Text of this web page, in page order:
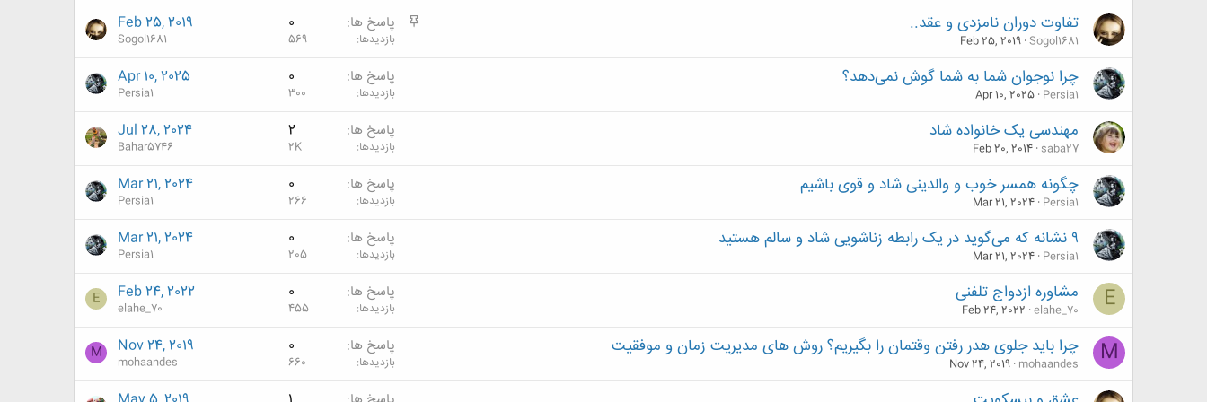
م
تفاوت دوران نامزدی و عقد..
Sogol1681
Feb 25, 2019
پاسخ ها 0
بازدیدها 569
Feb 25, 2019
Sogol1681
چرا نوجوان شما به شما گوش نمی‌دهد؟
Persia1
Apr 10, 2025
پاسخ ها 0
بازدیدها 300
Apr 10, 2025
Persia1
مهندسی یک خانواده شاد
saba27
Feb 20, 2014
پاسخ ها 2
بازدیدها 2K
Jul 28, 2024
Bahar5746
چگونه همسر خوب و والدینی شاد و قوی باشیم
Persia1
Mar 21, 2024
پاسخ ها 0
بازدیدها 266
Mar 21, 2024
Persia1
۹ نشانه که می‌گوید در یک رابطه زناشویی شاد و سالم هستید
Persia1
Mar 21, 2024
پاسخ ها 0
بازدیدها 205
Mar 21, 2024
Persia1
E مشاوره ازدواج تلفنی
elahe_70
Feb 24, 2022
پاسخ ها 0
بازدیدها 455
Feb 24, 2022
elahe_70
E
M چرا باید جلوی هدر رفتن وقتمان را بگیریم؟ روش های مدیریت زمان و موفقیت
mohaandes
Nov 24, 2019
پاسخ ها 0
بازدیدها 660
Nov 24, 2019
mohaandes
M